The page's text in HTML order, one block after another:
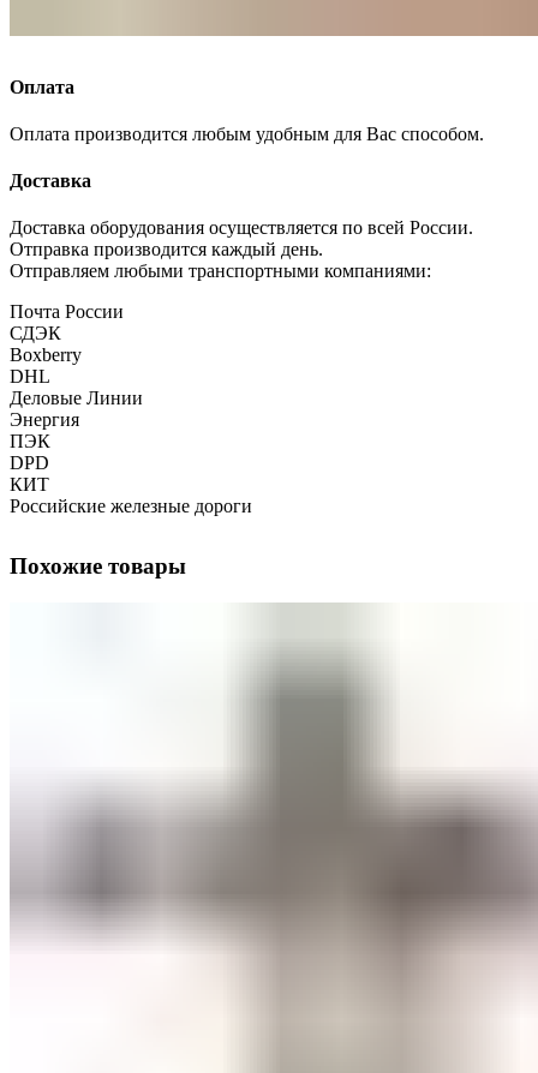
Оплата
Оплата производится любым удобным для Вас способом.
Доставка
Доставка оборудования осуществляется по всей России.
Отправка производится каждый день.
Отправляем любыми транспортными компаниями:
Почта России
СДЭК
Boxberry
DHL
Деловые Линии
Энергия
ПЭК
DPD
КИТ
Российские железные дороги
Похожие товары